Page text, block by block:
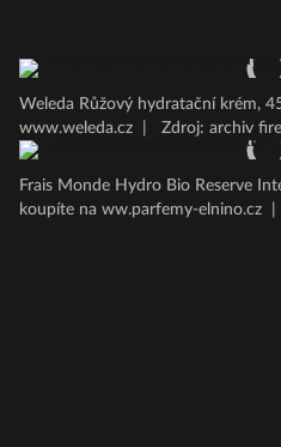
Weleda Růžový hydratační krém,
www.weleda.cz
Zdroj: archiv
Frais Monde Hydro Bio Reserve
koupíte na ww.parfemy-elnino.cz